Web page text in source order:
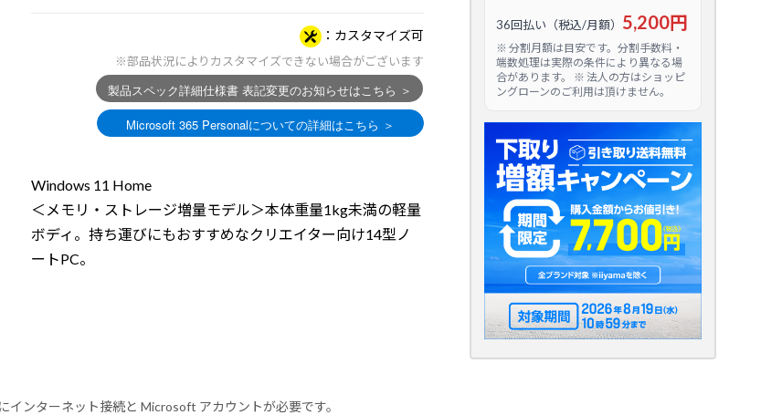
カスタマイズ可
※部品状況によりカスタマイズできない場合がございます
Windows 11 Home
＜メモリ・ストレージ増量モデル＞本体重量1kg未満の軽量
ボディ。持ち運びにもおすすめなクリエイター向け14型ノ
ートPC。
36回払い（税込/月額） 5,200円
※ 分割月額は目安です。分割手数料・
端数処理は実際の条件により異なる場
合があります。 ※ 法人の方はショッピ
ングローンのご利用は頂けません。
ンターネット接続と Microsoft アカウントが必要です。